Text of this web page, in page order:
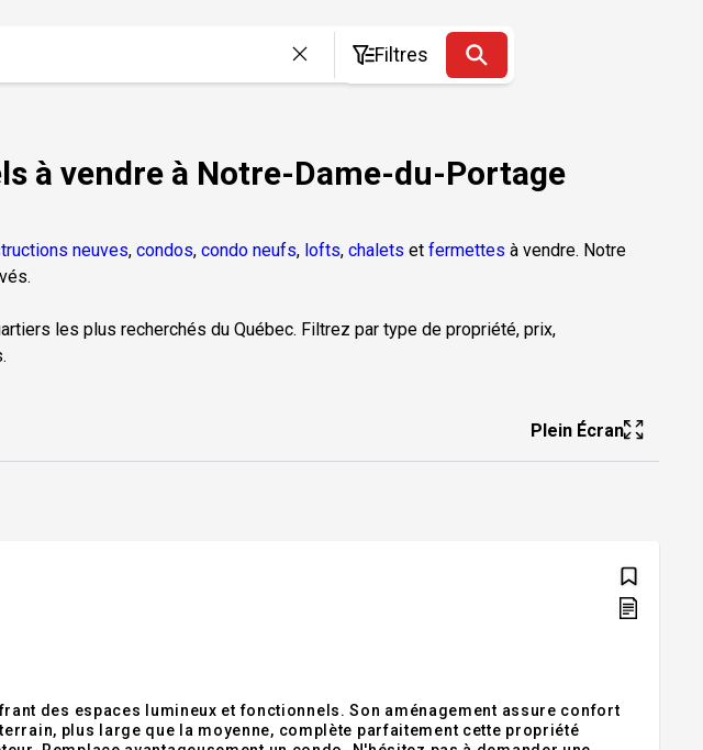
Filtres
à vendre à Notre-Dame-du-Portage
neuves, condos, condo neufs, lofts, chalets et fermettes à vendre. Notre
les plus recherchés du Québec. Filtrez par type de propriété, prix,
Plein Écran
des espaces lumineux et fonctionnels. Son aménagement assure confort
plus large que la moyenne, complète parfaitement cette propriété